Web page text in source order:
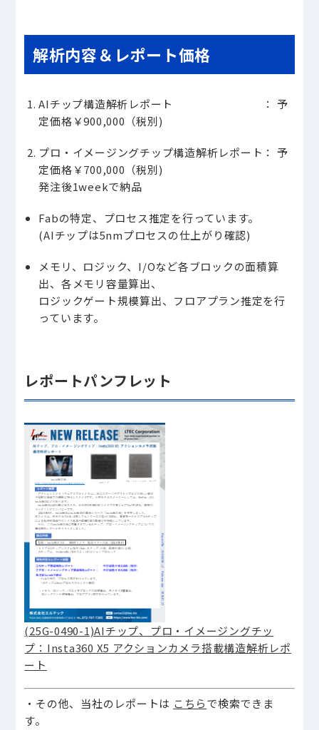
解析内容＆レポート価格
AIチップ構造解析レポート ： 予
定価格￥900,000（税別)
プロ・イメージングチップ構造解析レポート： 予
定価格￥700,000（税別)
発注後1weekで納品
Fabの特定、プロセス推定を行っています。
(AIチップは5nmプロセスの仕上がり確認)
メモリ、ロジック、I/Oなど各ブロックの面積算
出、各メモリ容量算出、
ロジックゲート規模算出、フロアプラン推定を行
っています。
レポートパンフレット
(25G-0490-1)AIチップ、プロ・イメージングチッ
プ：Insta360 X5 アクションカメラ搭載構造解析レポ
ート
・その他、当社のレポートは こちらで検索できま
す。